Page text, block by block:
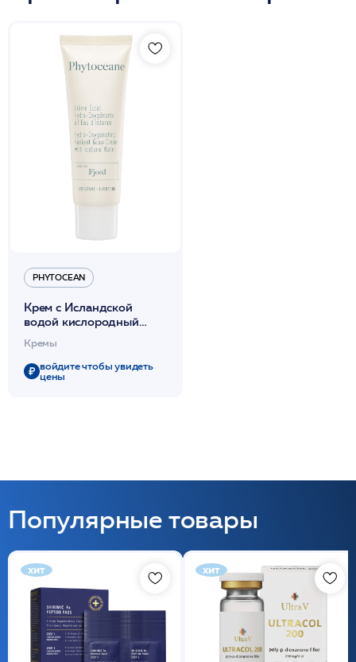
PHYTOCEAN
Крем с Исландской
водой кислородный
кожу 50мл
/PHYTOCEAN*
Кремы
войдите чтобы увидеть
цены
Популярные товары
хит хит